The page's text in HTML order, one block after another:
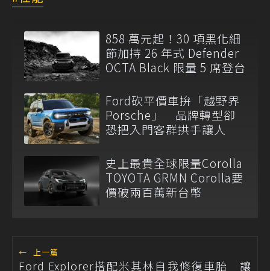
858 萬元起！30 項黑化細
節加持 26 年式 Defender
OCTA Black 限量 5 席登台
Ford砍平價車拚「越野界
Porsche」 品牌轉型卻
恐把入門客群拱手讓人
史上最貴全球限量Corolla
TOYOTA GRMN Corolla要
價破兩百萬新台幣
← 上一篇
Ford Explorer搭配米其林自我修復車胎 讓